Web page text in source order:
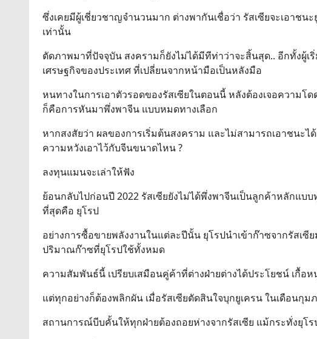
ซึ่งเคยมีผู้เชี่ยวชาญจำนวนมาก ต่างพากันเชื่อว่า รัสเซียจะเอาช
เท่านั้น
ตัดภาพมาที่ปัจจุบัน สงครามก็ยังไม่ได้มีทีท่าว่าจะสิ้นสุด.. อีกทั้งผู้
เศรษฐกิจของประเทศ ที่เปลี่ยนจากหน้ามือเป็นหลังมือ
หนทางในการเอาตัวรอดของรัสเซียในตอนนี้ หลังต้องเจอความโ
ก็คือการหันมาพึ่งพาจีน แบบหมดทางเลือก
หากสงสัยว่า ผลของการเริ่มต้นสงคราม และไม่สามารถเอาชนะไ
ความหวังเอาไว้กับจีนขนาดไหน ?
ลงทุนแมนจะเล่าให้ฟัง
ย้อนกลับไปก่อนปี 2022 รัสเซียยังไม่ได้พึ่งพาจีนเป็นลูกค้าหลักแ
ที่สุดคือ ยุโรป
อย่างการซื้อขายพลังงานในแต่ละปีนั้น ยุโรปนำเข้าก๊าซจากรัสเซี
ปริมาณก๊าซที่ยุโรปใช้ทั้งหมด
ความสัมพันธ์นี้ เปรียบเสมือนคู่ค้าที่ต่างฝ่ายต่างได้ประโยชน์ เกื้อ
แต่ทุกอย่างก็ต้องพลิกผัน เมื่อรัสเซียตัดสินใจบุกยูเครน ในเดือนกุม
สถานการณ์บีบคั้นให้ทุกฝ่ายต้องถอยห่างจากรัสเซีย แม้กระทั่งยุโ